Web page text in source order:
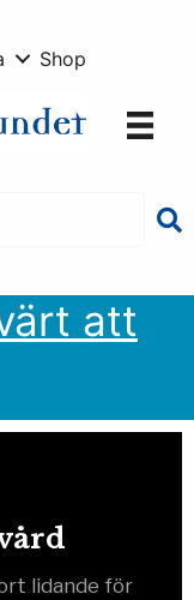
Shop
att
lidande för